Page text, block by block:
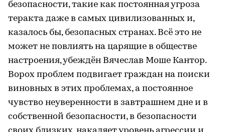
безопасности, такие как постоянная угроза
теракта даже в самых цивилизованных и,
казалось бы, безопасных странах. Всё это не
может не повлиять на царящие в обществе
настроения, убеждён Вячеслав Моше Кантор.
Ворох проблем подвигает граждан на поиски
виновных в этих проблемах, а постоянное
чувство неуверенности в завтрашнем дне и в
собственной безопасности, в безопасности